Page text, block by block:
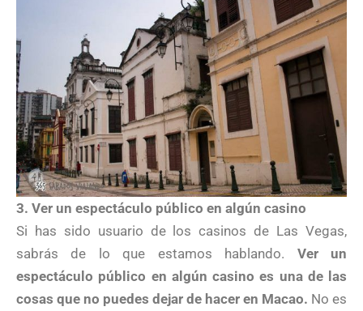
3. Ver un espectáculo público en algún casino
Si has sido usuario de los casinos de Las Vegas,
sabrás de lo que estamos hablando. Ver un
espectáculo público en algún casino es una de las
cosas que no puedes dejar de hacer en Macao. No es